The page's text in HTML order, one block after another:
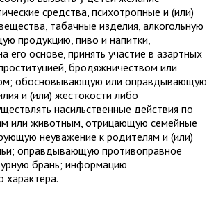
средства, психотропные и (или)
табачные изделия, алкогольную
продукцию, пиво и напитки,
его основе, принять участие в азартных
бродяжничеством или
обосновывающую или оправдывающую
и (или) жестокости либо
насильственные действия по
или животным, отрицающую семейные
неуважение к родителям и (или)
оправдывающую противоправное
брань; информацию
характера.